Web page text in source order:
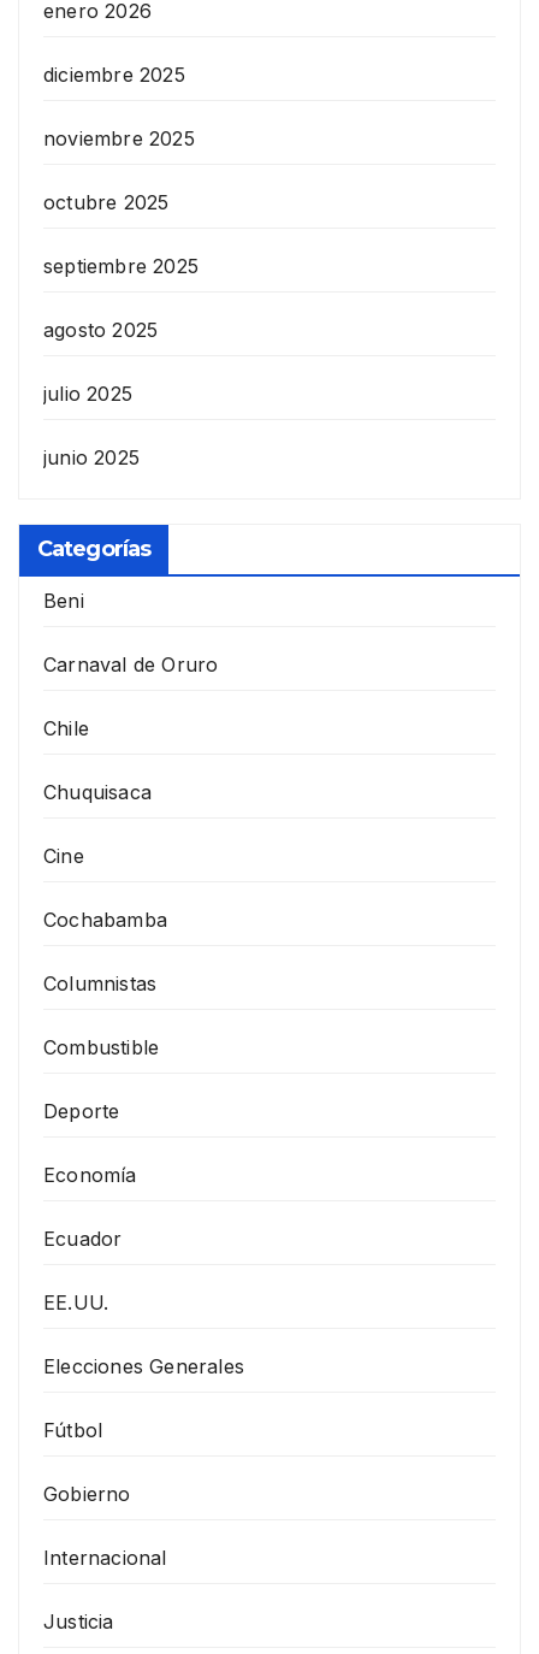
enero 2026
diciembre 2025
noviembre 2025
octubre 2025
septiembre 2025
agosto 2025
julio 2025
junio 2025
Categorías
Beni
Carnaval de Oruro
Chile
Chuquisaca
Cine
Cochabamba
Columnistas
Combustible
Deporte
Economía
Ecuador
EE.UU.
Elecciones Generales
Fútbol
Gobierno
Internacional
Justicia